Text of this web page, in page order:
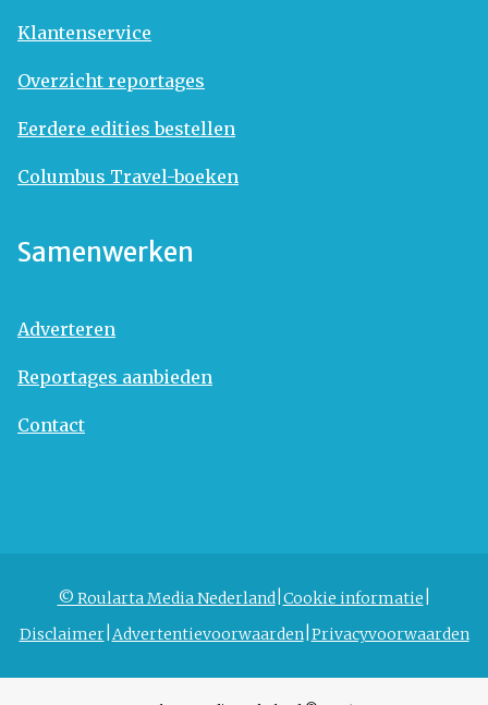
Klantenservice
Overzicht reportages
Eerdere edities bestellen
Columbus Travel-boeken
Samenwerken
Adverteren
Reportages aanbieden
Contact
© Roularta Media Nederland Cookie informatie
Disclaimer Advertentievoorwaarden Privacyvoorwaarden